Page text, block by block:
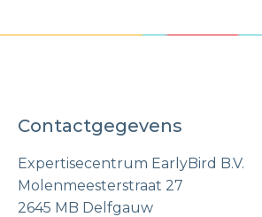
Contactgegevens
Expertisecentrum EarlyBird B.V.
Molenmeesterstraat 27
​2645 MB Delfgauw